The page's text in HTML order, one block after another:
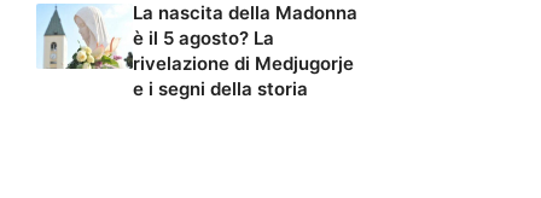
La nascita della Madonna
è il 5 agosto? La
rivelazione di Medjugorje
e i segni della storia